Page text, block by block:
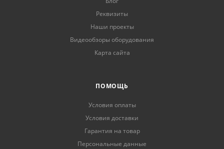
Реквизиты
Наши проекты
Видеообзоры оборудования
Карта сайта
ПОМОЩЬ
Условия оплаты
Условия доставки
Гарантия на товар
Персональные данные